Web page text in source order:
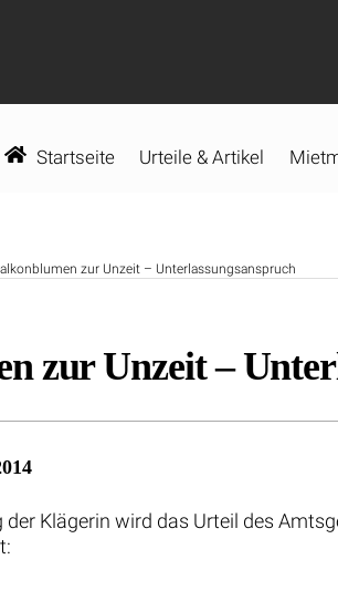
Startseite Urteile & Artikel
zur Unzeit – Unterlassungsanspruch
zur Unzeit –
Klägerin wird das Urteil des